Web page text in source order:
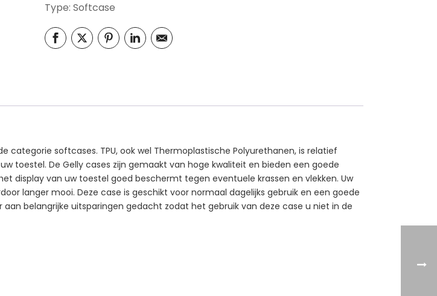
Type: Softcase
categorie softcases. TPU, ook wel Thermoplastische Polyurethanen, is relatief
toestel. De Gelly cases zijn gemaakt van hoge kwaliteit en bieden een goede
display van uw toestel goed beschermt tegen eventuele krassen en vlekken. Uw
langer mooi. Deze case is geschikt voor normaal dagelijks gebruik en een goede
belangrijke uitsparingen gedacht zodat het gebruik van deze case u niet in de